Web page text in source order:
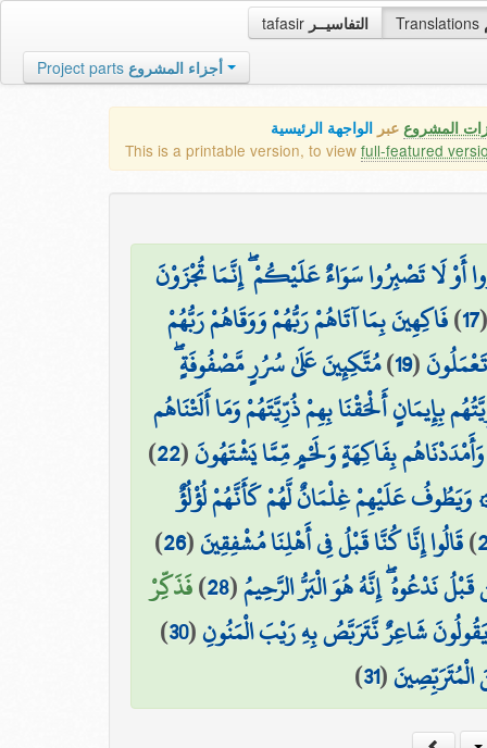
tafasir التفاسيــر Translations
Project parts أجزاء المشروع
المشروع عبر الواجهة الرئيسية
This is a printable version, to view full-featured
أَوْ لَا تَصْبِرُوا سَوَاءٌ عَلَيْكُمْ ۖ إِنَّمَا تُجْزَوْنَ
17
)فَاكِهِينَ بِمَا آتَاهُمْ رَبُّهُمْ وَوَقَاهُمْ رَبُّهُمْ
(
19
)مُتَّكِئِينَ عَلَىٰ سُرُرٍ مَّصْفُوفَةٍ ۖ
بِإِيمَانٍ أَلْحَقْنَا بِهِمْ ذُرِّيَّتَهُمْ وَمَا أَلَتْنَاهُم
وَأَمْدَدْنَاهُم بِفَاكِهَةٍ وَلَحْمٍ مِّمَّا يَشْتَهُونَ(
22
)
وَيَطُوفُ عَلَيْهِمْ غِلْمَانٌ لَّهُمْ كَأَنَّهُمْ لُؤْلُؤٌ
)قَالُوا إِنَّا كُنَّا قَبْلُ فِي أَهْلِنَا مُشْفِقِينَ(
26
)
قَبْلُ نَدْعُوهُ ۖ إِنَّهُ هُوَ الْبَرُّ الرَّحِيمُ(
28
)فَذَكِّرْ
شَاعِرٌ نَّتَرَبَّصُ بِهِ رَيْبَ الْمَنُونِ(
30
)
(
31
)